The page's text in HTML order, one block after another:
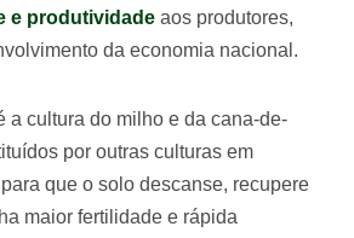
e produtividade aos produtores,
da economia nacional.
a cultura do milho e da cana-de-
por outras culturas em
que o solo descanse, recupere
maior fertilidade e rápida